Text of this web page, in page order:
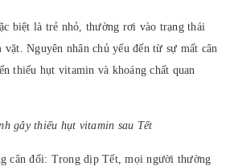
biệt là trẻ nhỏ, thường rơi vào trạng thái
Nguyên nhân chủ yếu đến từ sự mất cân
thiếu hụt vitamin và khoáng chất quan
gây thiếu hụt vitamin sau Tết
cân đối: Trong dịp Tết, mọi người thường